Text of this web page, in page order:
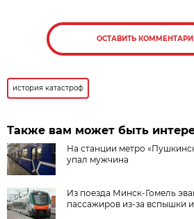
ОСТАВИТЬ
история катастроф
Также вам может быть
На станции метро
упал мужчина
Из поезда Минск-Гомель
пассажиров из-за вспышки и